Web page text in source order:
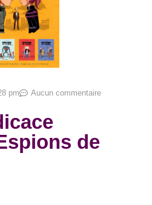
pm Aucun commentaire
de